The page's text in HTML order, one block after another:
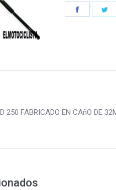
250 FABRICADO EN CAñO DE